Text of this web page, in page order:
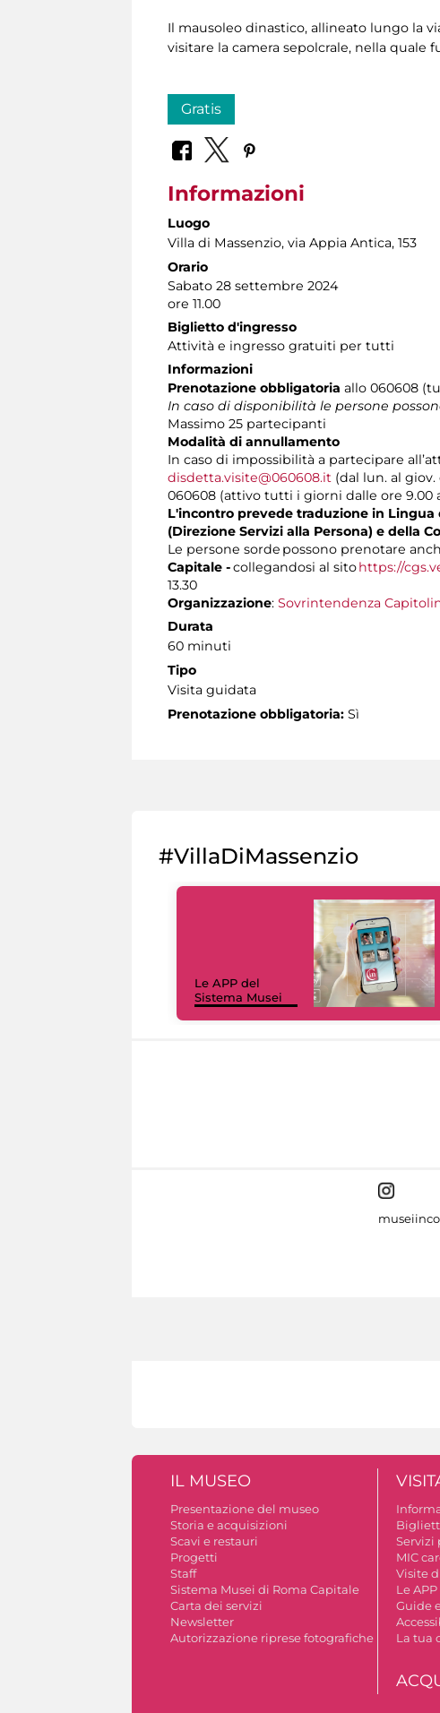
Il mausoleo dinastico, allineato lungo la
visitare la camera sepolcrale, nella
Gratis
Informazioni
Luogo
Villa di Massenzio, via Appia Antica, 153
Orario
Sabato 28 settembre 2024
ore 11.00
Biglietto d'ingresso
Attività e ingresso gratuiti per tutti
Informazioni
Prenotazione obbligatoria allo 060608
In caso di disponibilità le persone
Massimo 25 partecipanti
Modalità di annullamento
In caso di impossibilità a partecipare
disdetta.visite@060608.it (dal lun. al giov.
060608 (attivo tutti i giorni dalle ore 9.00
L'incontro prevede traduzione in Lingua
(Direzione Servizi alla Persona) e della
Le persone sorde possono prenotare
Capitale -collegandosi al sitohttps://
13.30
Organizzazione: Sovrintendenza
Durata
60 minuti
Tipo
Visita guidata
Prenotazione obbligatoria: Sì
#VillaDiMassenzio
Le APP del
Sistema Musei
IL MUSEO
Presentazione del museo
Storia e acquisizioni
Scavi e restauri
Progetti
Staff
Sistema Musei di Roma Capitale
Carta dei servizi
Newsletter
Autorizzazione riprese fotografiche
Servizi
MIC
Visite
Le
Guide
La tua